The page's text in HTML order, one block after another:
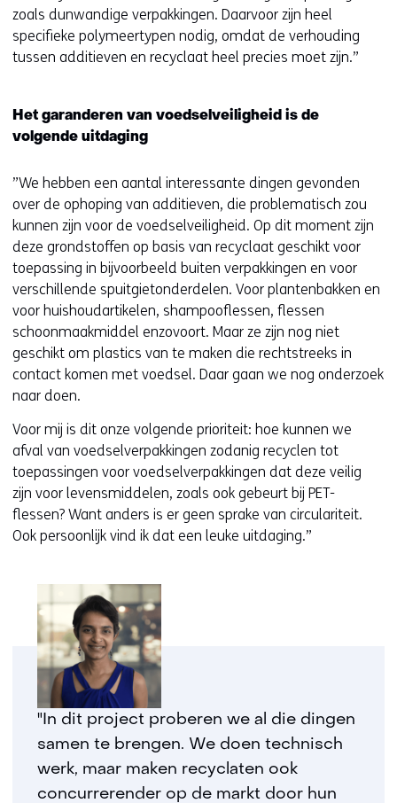
zoals dunwandige verpakkingen. Daarvoor zijn heel
specifieke polymeertypen nodig, omdat de verhouding
tussen additieven en recyclaat heel precies moet zijn.”
Het garanderen van voedselveiligheid is de
volgende uitdaging
”We hebben een aantal interessante dingen gevonden
over de ophoping van additieven, die problematisch zou
kunnen zijn voor de voedselveiligheid. Op dit moment zijn
deze grondstoffen op basis van recyclaat geschikt voor
toepassing in bijvoorbeeld buiten verpakkingen en voor
verschillende spuitgietonderdelen. Voor plantenbakken en
voor huishoudartikelen, shampooflessen, flessen
schoonmaakmiddel enzovoort. Maar ze zijn nog niet
geschikt om plastics van te maken die rechtstreeks in
contact komen met voedsel. Daar gaan we nog onderzoek
naar doen.
Voor mij is dit onze volgende prioriteit: hoe kunnen we
afval van voedselverpakkingen zodanig recyclen tot
toepassingen voor voedselverpakkingen dat deze veilig
zijn voor levensmiddelen, zoals ook gebeurt bij PET-
flessen? Want anders is er geen sprake van circulariteit.
Ook persoonlijk vind ik dat een leuke uitdaging.”
"In dit project proberen we al die dingen
samen te brengen. We doen technisch
werk, maar maken recyclaten ook
concurrerender op de markt door hun